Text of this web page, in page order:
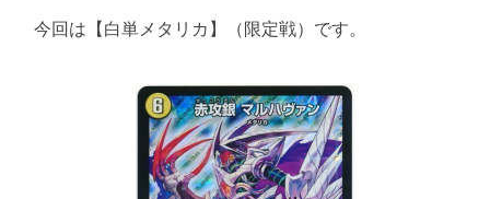
今回は【白単メタリカ】（限定戦）です。